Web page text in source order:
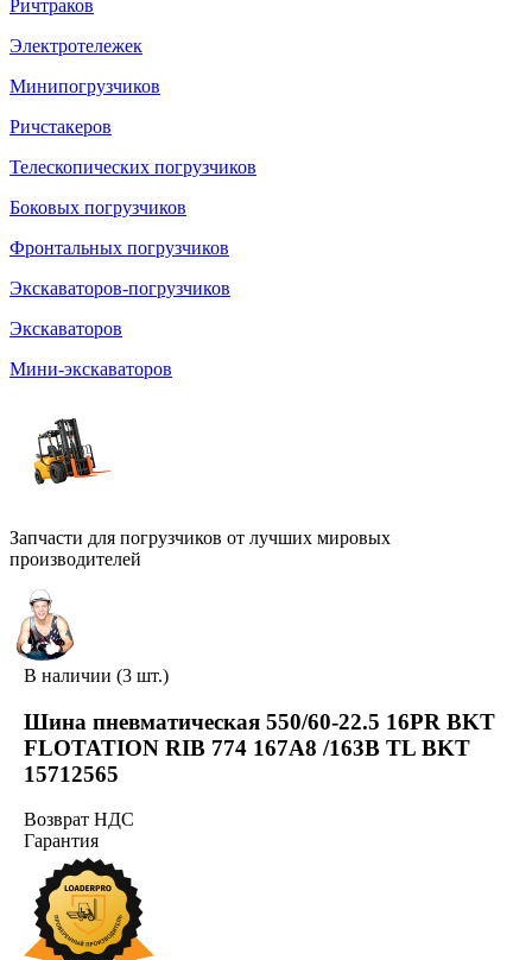
Ричтраков
Электротележек
Минипогрузчиков
Ричстакеров
Телескопических погрузчиков
Боковых погрузчиков
Фронтальных погрузчиков
Экскаваторов-погрузчиков
Экскаваторов
Мини-экскаваторов
Запчасти для погрузчиков от лучших мировых
производителей
В наличии (3 шт.)
Шина пневматическая 550/60-22.5 16PR BKT
FLOTATION RIB 774 167A8 /163B TL BKT
15712565
Возврат НДС
Гарантия